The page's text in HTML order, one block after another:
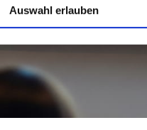
Auswahl erlauben